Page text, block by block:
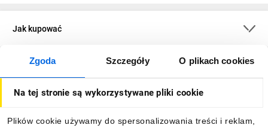
Zgoda Szczegóły O plikach cookies
Na tej stronie są wykorzystywane pliki cookie
Plików cookie używamy do spersonalizowania treści i reklam,
Jak kupować
O firmie